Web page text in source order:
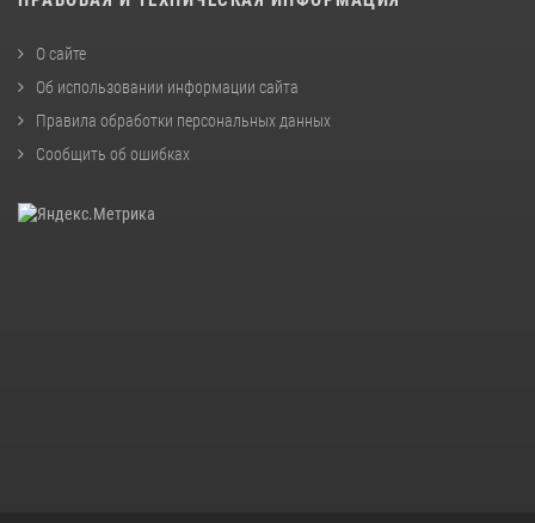
О сайте
Об использовании информации сайта
Правила обработки персональных данных
Сообщить об ошибках